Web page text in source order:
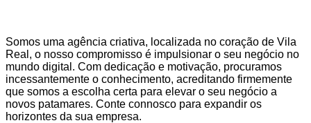
Somos uma agência criativa, localizada no coração de Vila
Real, o nosso compromisso é impulsionar o seu negócio no
mundo digital. Com dedicação e motivação, procuramos
incessantemente o conhecimento, acreditando firmemente
que somos a escolha certa para elevar o seu negócio a
novos patamares. Conte connosco para expandir os
horizontes da sua empresa.